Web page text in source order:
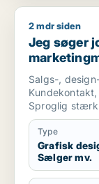
Jeg søger job
2 mdr siden
Jeg søger
Salgs-,
Sproglig stærk
Type
Grafisk
Sælger mv.